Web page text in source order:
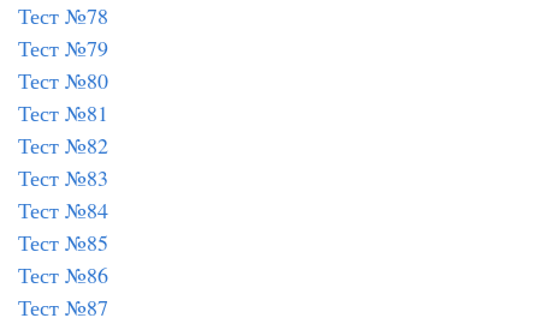
Тест №78
Тест №79
Тест №80
Тест №81
Тест №82
Тест №83
Тест №84
Тест №85
Тест №86
Тест №87